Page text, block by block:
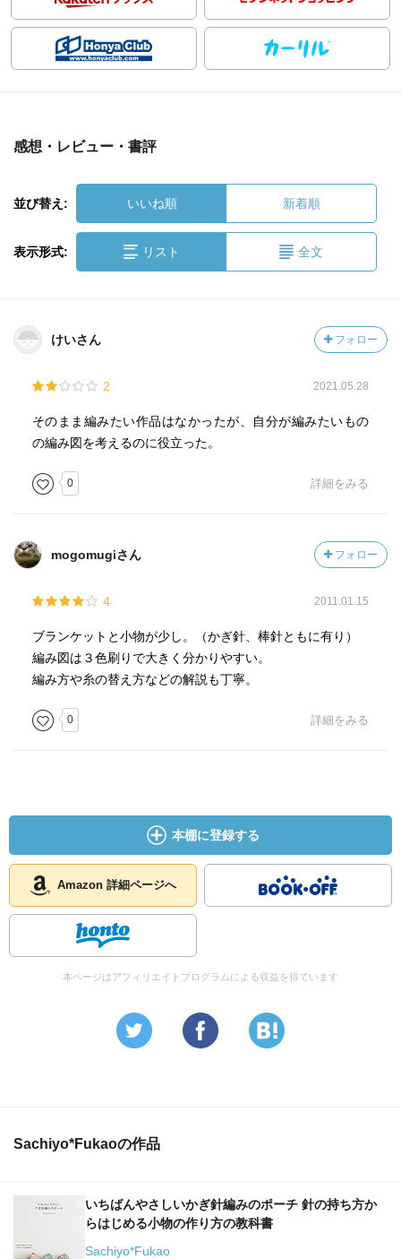
感想・レビュー・書評
並び替え: いいね順 新着順
表示形式: リスト 全文
けいさん フォロー
2 2021.05.28
そのまま編みたい作品はなかったが、自分が編みたいもの
の編み図を考えるのに役立った。
0 詳細をみる
mogomugiさん フォロー
4 2011.01.15
ブランケットと小物が少し。（かぎ針、棒針ともに有り）
編み図は３色刷りで大きく分かりやすい。
編み方や糸の替え方などの解説も丁寧。
0 詳細をみる
本棚に登録する
Amazon 詳細ページへ
本ページはアフィリエイトプログラムによる収益を得ています
Sachiyo*Fukaoの作品
いちばんやさしいかぎ針編みのポーチ 針の持ち方か
らはじめる小物の作り方の教科書
Sachiyo*Fukao